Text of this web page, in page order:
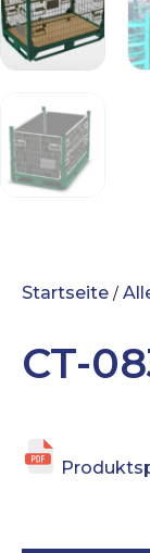
Startseite /
CT-